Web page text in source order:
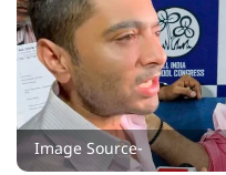
Image Source-